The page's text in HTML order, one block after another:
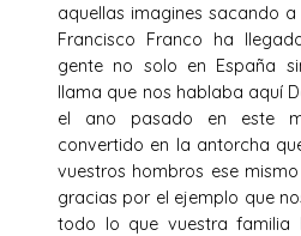
aquellas imagines sacando
Francisco Franco ha
gente no solo en España
llama que nos hablaba aquí
el ano pasado en este
convertido en la antorcha
vuestros hombros ese
gracias por el ejemplo que
todo lo que vuestra